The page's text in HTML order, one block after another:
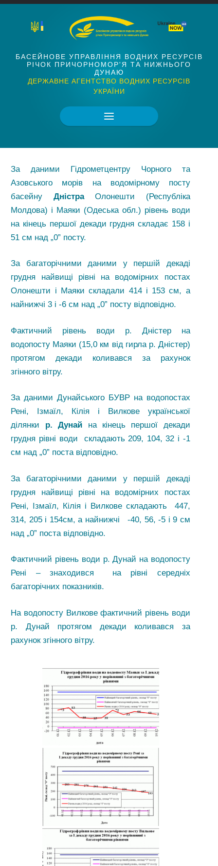
БАСЕЙНОВЕ УПРАВЛІННЯ ВОДНИХ РЕСУРСІВ
РІЧОК ПРИЧОРНОМОР'Я ТА НИЖНЬОГО
ДУНАЮ
ДЕРЖАВНЕ АГЕНТСТВО ВОДНИХ РЕСУРСІВ
УКРАЇНИ
За даними Гідрометцентру Чорного та
Азовського морів на водомірному посту
басейну ДністраОлонешти (Республіка
Молдова) і Маяки (Одеська обл.) рівень води
на кінець першої декади грудня складає 158 і
51 см над „0” посту.
За багаторічними даними у першій декаді
грудня найвищі рівні на водомірних постах
Олонешти і Маяки складали 414 і 153 см, а
найнижчі 3 і -6 см над „0” посту відповідно.
Фактичний рівень води р. Дністер на
водопосту Маяки (15,0 км від гирла р. Дністер)
протягом декади коливався за рахунок
згінного вітру.
За даними Дунайського БУВР на водопостах
Рені, Ізмаїл, Кілія і Вилкове української
ділянки р. Дунай на кінець першої декади
грудня рівні води складають 209, 104, 32 і -1
см над „0” поста відповідно.
За багаторічними даними у першій декаді
грудня найвищі рівні на водомірних постах
Рені, Ізмаїл, Кілія і Вилкове складають 447,
314, 205 і 154см, а найнижчі -40, 56, -5 і 9 см
над „0” поста відповідно.
Фактичний рівень води р. Дунай на водопосту
Рені – знаходився на рівні середніх
багаторічних показників.
На водопосту Вилкове фактичний рівень води
р. Дунай протягом декади коливався за
рахунок згінного вітру.